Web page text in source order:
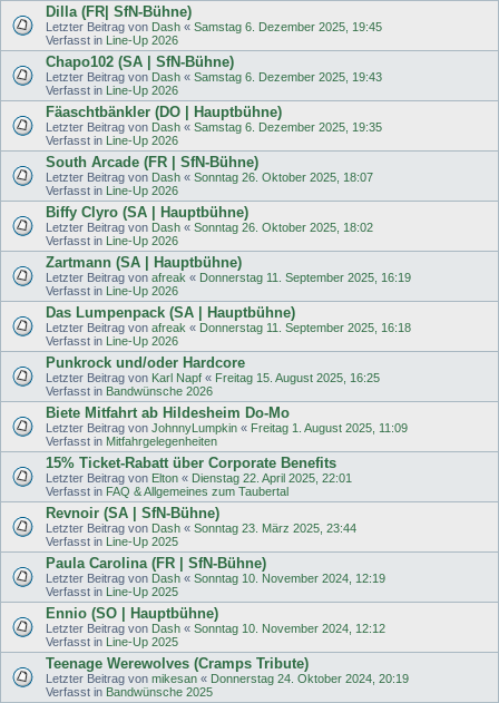
Dilla (FR| SfN-Bühne)
Letzter Beitrag von Dash « Samstag 6. Dezember 2025, 19:45
Verfasst in Line-Up 2026
Chapo102 (SA | SfN-Bühne)
Letzter Beitrag von Dash « Samstag 6. Dezember 2025, 19:43
Verfasst in Line-Up 2026
Fäaschtbänkler (DO | Hauptbühne)
Letzter Beitrag von Dash « Samstag 6. Dezember 2025, 19:35
Verfasst in Line-Up 2026
South Arcade (FR | SfN-Bühne)
Letzter Beitrag von Dash « Sonntag 26. Oktober 2025, 18:07
Verfasst in Line-Up 2026
Biffy Clyro (SA | Hauptbühne)
Letzter Beitrag von Dash « Sonntag 26. Oktober 2025, 18:02
Verfasst in Line-Up 2026
Zartmann (SA | Hauptbühne)
Letzter Beitrag von afreak « Donnerstag 11. September 2025, 16:19
Verfasst in Line-Up 2026
Das Lumpenpack (SA | Hauptbühne)
Letzter Beitrag von afreak « Donnerstag 11. September 2025, 16:18
Verfasst in Line-Up 2026
Punkrock und/oder Hardcore
Letzter Beitrag von Karl Napf « Freitag 15. August 2025, 16:25
Verfasst in Bandwünsche 2026
Biete Mitfahrt ab Hildesheim Do-Mo
Letzter Beitrag von JohnnyLumpkin « Freitag 1. August 2025, 11:09
Verfasst in Mitfahrgelegenheiten
15% Ticket-Rabatt über Corporate Benefits
Letzter Beitrag von Elton « Dienstag 22. April 2025, 22:01
Verfasst in FAQ & Allgemeines zum Taubertal
Revnoir (SA | SfN-Bühne)
Letzter Beitrag von Dash « Sonntag 23. März 2025, 23:44
Verfasst in Line-Up 2025
Paula Carolina (FR | SfN-Bühne)
Letzter Beitrag von Dash « Sonntag 10. November 2024, 12:19
Verfasst in Line-Up 2025
Ennio (SO | Hauptbühne)
Letzter Beitrag von Dash « Sonntag 10. November 2024, 12:12
Verfasst in Line-Up 2025
Teenage Werewolves (Cramps Tribute)
Letzter Beitrag von mikesan « Donnerstag 24. Oktober 2024, 20:19
Verfasst in Bandwünsche 2025